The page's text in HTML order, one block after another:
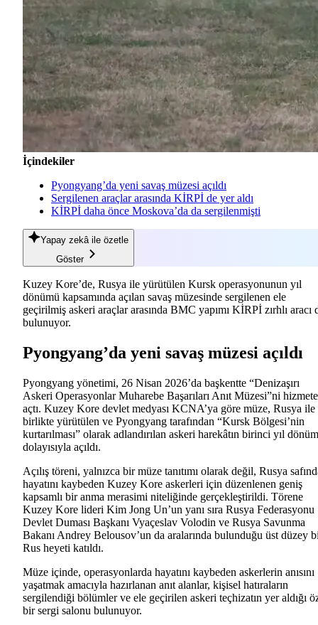
İçindekiler
Pyongyang’da yeni savaş müzesi açıldı
Sergilenen araçlar arasında KİRPİ de yer aldı
KİRPİ daha önce Moskova’da da sergilenmişti
Yapay zekâ ile özetle
Göster
Kuzey Kore’de, Rusya ile yürütülen Kursk operasyonunun yıl
dönümü kapsamında açılan savaş müzesinde sergilenen ele
geçirilmiş askeri araçlar arasında BMC yapımı KİRPİ zırhlı aracı
bulunuyor.
Pyongyang’da yeni savaş müzesi açıldı
Pyongyang yönetimi, 26 Nisan 2026’da başkentte “Denizaşırı
Askeri Operasyonlar Muharebe Başarıları Anıt Müzesi”ni hizmete
açtı. Kuzey Kore devlet medyası KCNA’ya göre müze, Rusya ile
birlikte yürütülen ve Pyongyang tarafından “Kursk Bölgesi’nin
kurtarılması” olarak adlandırılan askeri harekâtın birinci yıl
dolayısıyla açıldı.
Açılış töreni, yalnızca bir müze tanıtımı olarak değil, Rusya
hayatını kaybeden Kuzey Kore askerleri için düzenlenen geniş
kapsamlı bir anma merasimi niteliğinde gerçekleştirildi. Törene
Kuzey Kore lideri Kim Jong Un’un yanı sıra Rusya Federasyonu
Devlet Duması Başkanı Vyaçeslav Volodin ve Rusya Savunma
Bakanı Andrey Belousov’un da aralarında bulunduğu üst düzey
Rus heyeti katıldı.
Müze içinde, operasyonlarda hayatını kaybeden askerlerin anısını
yaşatmak amacıyla hazırlanan anıt alanlar, kişisel hatıraların
sergilendiği bölümler ve ele geçirilen askeri teçhizatın yer aldığı
bir sergi salonu bulunuyor.